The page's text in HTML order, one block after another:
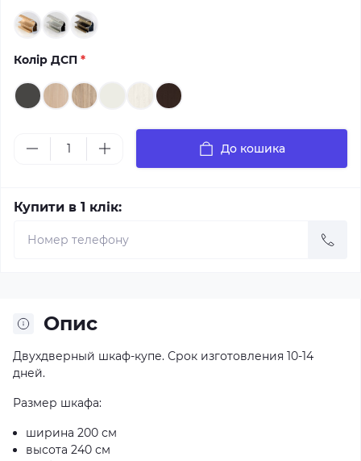
Колір ДСП *
До кошика
Купити в 1 клік:
Опис
Двухдверный шкаф-купе. Срок изготовления 10-14
дней.
Размер шкафа:
ширина 200 см
высота 240 см